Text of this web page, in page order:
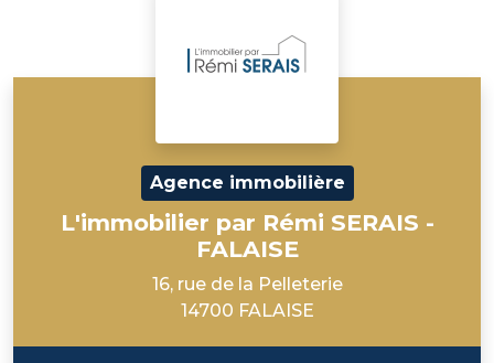
Agence immobilière
L'immobilier par Rémi SERAIS -
FALAISE
16, rue de la Pelleterie
14700 FALAISE